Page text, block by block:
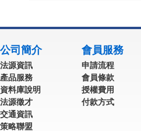
公司簡介
法源資訊
產品服務
資料庫說明
法源徵才
交通資訊
策略聯盟
會員服務
申請流程
會員條款
授權費用
付款方式